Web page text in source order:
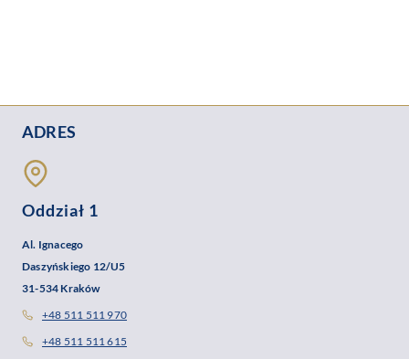
ADRES
Oddział 1
Al. Ignacego
Daszyńskiego 12/U5
31-534 Kraków
+48 511 511 970
+48 511 511 615